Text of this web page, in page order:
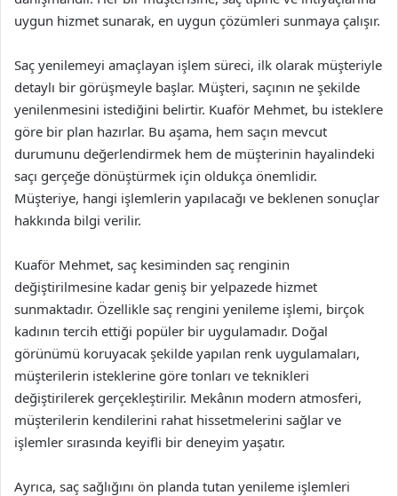
uygun hizmet sunarak, en uygun çözümleri sunmaya çalışır.
Saç yenilemeyi amaçlayan işlem süreci, ilk olarak müşteriyle
detaylı bir görüşmeyle başlar. Müşteri, saçının ne şekilde
yenilenmesini istediğini belirtir. Kuaför Mehmet, bu isteklere
göre bir plan hazırlar. Bu aşama, hem saçın mevcut
durumunu değerlendirmek hem de müşterinin hayalindeki
saçı gerçeğe dönüştürmek için oldukça önemlidir.
Müşteriye, hangi işlemlerin yapılacağı ve beklenen sonuçlar
hakkında bilgi verilir.
Kuaför Mehmet, saç kesiminden saç renginin
değiştirilmesine kadar geniş bir yelpazede hizmet
sunmaktadır. Özellikle saç rengini yenileme işlemi, birçok
kadının tercih ettiği popüler bir uygulamadır. Doğal
görünümü koruyacak şekilde yapılan renk uygulamaları,
müşterilerin isteklerine göre tonları ve teknikleri
değiştirilerek gerçekleştirilir. Mekânın modern atmosferi,
müşterilerin kendilerini rahat hissetmelerini sağlar ve
işlemler sırasında keyifli bir deneyim yaşatır.
Ayrıca, saç sağlığını ön planda tutan yenileme işlemleri